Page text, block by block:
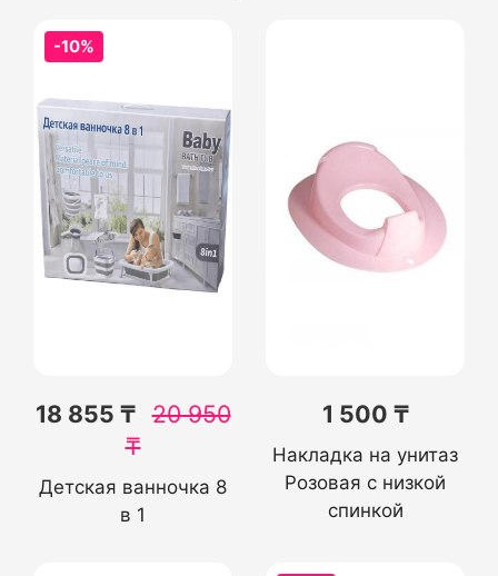
-10%
18 855 ₸ 20 950
₸
Детская ванночка 8
в 1
1 500 ₸
Накладка на унитаз
Розовая с низкой
спинкой